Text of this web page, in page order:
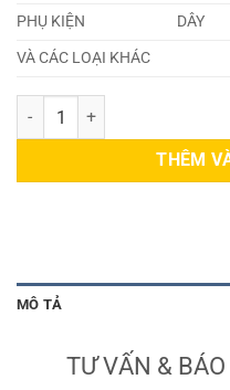
PHỤ KIỆN
DÂY
VÀ CÁC LOẠI KHÁC
Cuộn Inox 201 0.07mm số lượng
THÊM
MÔ TẢ
TƯ VẤN &